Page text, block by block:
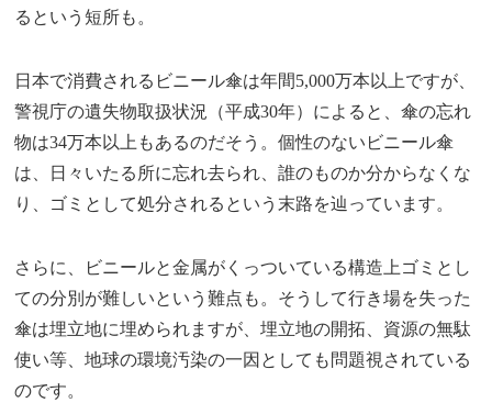
るという短所も。
日本で消費されるビニール傘は年間5,000万本以上ですが、
警視庁の遺失物取扱状況（平成30年）によると、傘の忘れ
物は34万本以上もあるのだそう。個性のないビニール傘
は、日々いたる所に忘れ去られ、誰のものか分からなくな
り、ゴミとして処分されるという末路を辿っています。
さらに、ビニールと金属がくっついている構造上ゴミとし
ての分別が難しいという難点も。そうして行き場を失った
傘は埋立地に埋められますが、埋立地の開拓、資源の無駄
使い等、地球の環境汚染の一因としても問題視されている
のです。